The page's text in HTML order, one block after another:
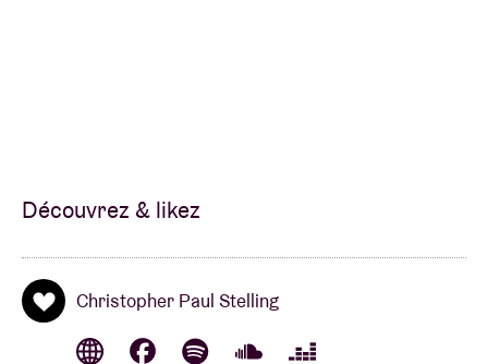
Découvrez & likez
Christopher Paul Stelling